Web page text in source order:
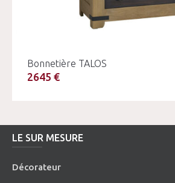
Bonnetière TALOS
2645 €
LE SUR MESURE
Décorateur